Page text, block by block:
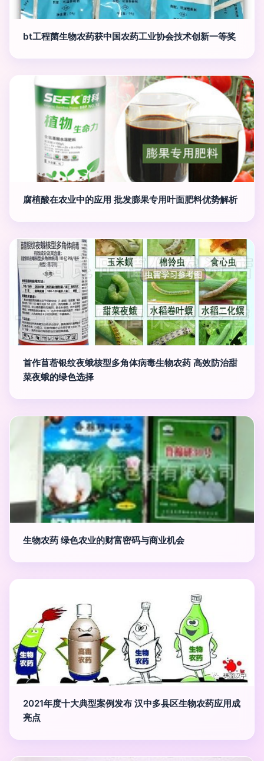
bt工程菌生物农药获中国农药工业协会技术创新一等奖
腐植酸在农业中的应用 批发膨果专用叶面肥料优势解析
首作苜蓿银纹夜蛾核型多角体病毒生物农药 高效防治甜
菜夜蛾的绿色选择
生物农药 绿色农业的财富密码与商业机会
2021年度十大典型案例发布 汉中多县区生物农药应用成
亮点